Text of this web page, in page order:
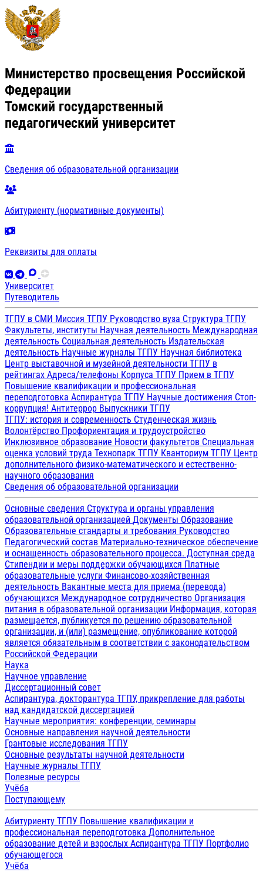
Министерство просвещения Российской
Федерации
Томский государственный
педагогический университет
Сведения об образовательной организации
Абитуриенту (нормативные документы)
Реквизиты для оплаты
Университет
Путеводитель
ТГПУ в СМИ Миссия ТГПУ Руководство вуза Структура ТГПУ
Факультеты, институты Научная деятельность Международная
деятельность Социальная деятельность Издательская
деятельность Научные журналы ТГПУ Научная библиотека
Центр выставочной и музейной деятельности ТГПУ в
рейтингах Адреса/телефоны Корпуса ТГПУ Прием в ТГПУ
Повышение квалификации и профессиональная
переподготовка Аспирантура ТГПУ Научные достижения Стоп-
коррупция! Антитеррор Выпускники ТГПУ
ТГПУ: история и современность Студенческая жизнь
Волонтёрство Профориентация и трудоустройство
Инклюзивное образование Новости факультетов Специальная
оценка условий труда Технопарк ТГПУ Кванториум ТГПУ Центр
дополнительного физико-математического и естественно-
научного образования
Сведения об образовательной организации
Основные сведения Структура и органы управления
образовательной организацией Документы Образование
Образовательные стандарты и требования Руководство
Педагогический состав Материально-техническое обеспечение
и оснащенность образовательного процесса. Доступная среда
Стипендии и меры поддержки обучающихся Платные
образовательные услуги Финансово-хозяйственная
деятельность Вакантные места для приема (перевода)
обучающихся Международное сотрудничество Организация
питания в образовательной организации Информация, которая
размещается, публикуется по решению образовательной
организации, и (или) размещение, опубликование которой
является обязательным в соответствии с законодательством
Российской Федерации
Наука
Научное управление
Диссертационный совет
Аспирантура, докторантура ТГПУ, прикрепление для работы
над кандидатской диссертацией
Научные мероприятия: конференции, семинары
Основные направления научной деятельности
Грантовые исследования ТГПУ
Основные результаты научной деятельности
Научные журналы ТГПУ
Полезные ресурсы
Учёба
Поступающему
Абитуриенту ТГПУ Повышение квалификации и
профессиональная переподготовка Дополнительное
образование детей и взрослых Аспирантура ТГПУ Портфолио
обучающегося
Учёба